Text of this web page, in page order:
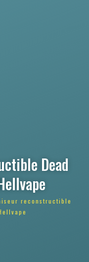
Dead
reconstructible